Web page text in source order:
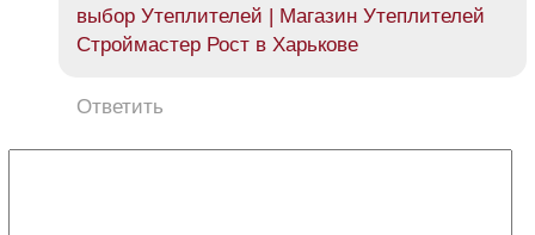
выбор Утеплителей | Магазин Утеплителей
Строймастер Рост в Харькове
Ответить